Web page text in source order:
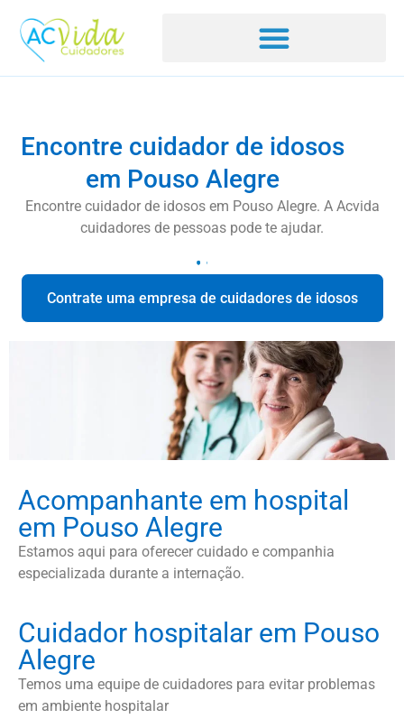
Encontre cuidador de idosos
em Pouso Alegre
Encontre cuidador de idosos em Pouso Alegre. A Acvida
cuidadores de pessoas pode te ajudar.
Contrate uma empresa de cuidadores de idosos
Acompanhante em hospital
em Pouso Alegre
Estamos aqui para oferecer cuidado e companhia
especializada durante a internação.
Cuidador hospitalar em Pouso
Alegre
Temos uma equipe de cuidadores para evitar problemas
em ambiente hospitalar